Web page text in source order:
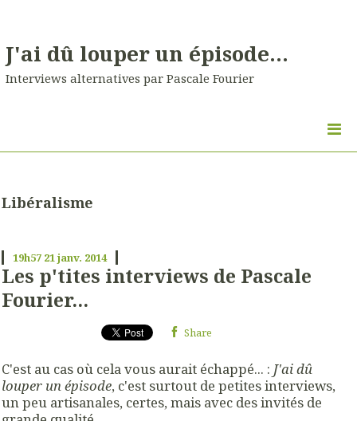
J'ai dû louper un épisode...
Interviews alternatives par Pascale Fourier
Libéralisme
19h57 21janv. 2014
Les p'tites interviews de Pascale
Fourier...
Share
C'est au cas où cela vous aurait échappé... : J'ai dû
louper un épisode, c'est surtout de petites interviews,
un peu artisanales, certes, mais avec des invités de